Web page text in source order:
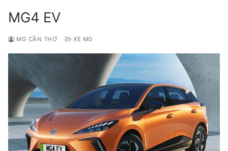
MG4 EV
MG CẦN THƠ XE MG